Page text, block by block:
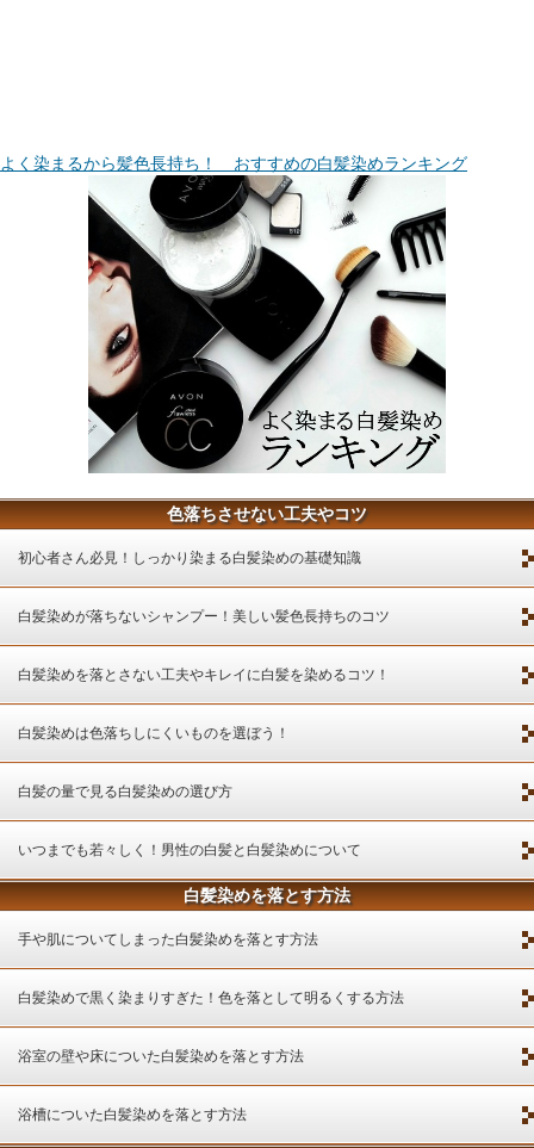
よく染まるから髪色長持ち！ おすすめの白髪染めランキング
色落ちさせない工夫やコツ
初心者さん必見！しっかり染まる白髪染めの基礎知識
白髪染めが落ちないシャンプー！美しい髪色長持ちのコツ
白髪染めを落とさない工夫やキレイに白髪を染めるコツ！
白髪染めは色落ちしにくいものを選ぼう！
白髪の量で見る白髪染めの選び方
いつまでも若々しく！男性の白髪と白髪染めについて
白髪染めを落とす方法
手や肌についてしまった白髪染めを落とす方法
白髪染めで黒く染まりすぎた！色を落として明るくする方法
浴室の壁や床についた白髪染めを落とす方法
浴槽についた白髪染めを落とす方法